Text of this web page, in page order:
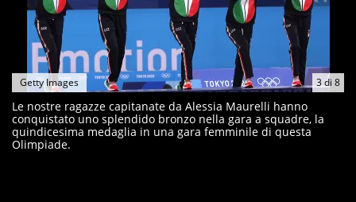
3di 8
Getty Images
Le nostre ragazze capitanate da Alessia Maurelli hanno
conquistato uno splendido bronzo nella gara a squadre, la
quindicesima medaglia in una gara femminile di questa
Olimpiade.